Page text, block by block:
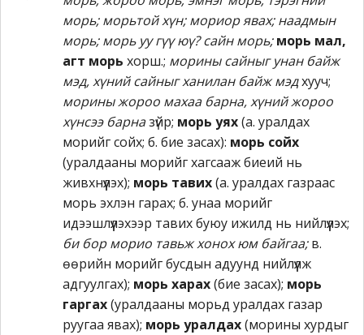
морь; морьтой хүн; мориор явах; наадмын
морь; морь уу гүү юү? сайн морь; морь мал,
агт морь хорш.; морины сайныг унан байж
мэд, хүний сайныг ханилан байж мэдхууч;
морины жороо махаа барна, хүний жороо
хүнсээ барназүйр; морь уях(а. уралдах
морийг сойх; б. бие засах): морь сойх
(уралдааны морийг хагсааж биеий нь
живхнүүлэх); морь тавих(а. уралдах газраас
морь эхлэн гарах; б. унаа морийг
идээшлүүлэхээр тавих буюу ижилд нь нийлүүлэх;
би бор морио тавьж хонох юм байгаа;в.
өөрийн морийг бусдын адуунд нийлүүлж
адгуулгах); морь харах(бие засах); морь
гаргах(уралдааны морьд уралдах газар
руугаа явах); морь уралдах(морины хурдыг